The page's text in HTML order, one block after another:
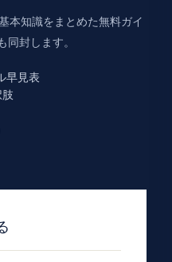
本知識をまとめた無料ガイ
同封します。
早見表